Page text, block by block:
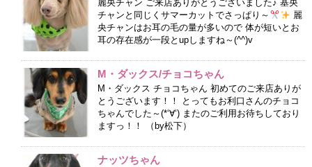
麗央チャン ご来店ありがとうございました♪ 基央
チャンと同じくサマーカットでさっぱり～
麗
央チャンはお耳の毛の量が多いので 体が短いとお
耳の存在感が一段とupしますね～(^^)v
M・ダックス/チョコちゃん
M・ダックス チョコちゃん 初めてのご来店ありが
とうございます！！ とってもお利口さんのチョコ
ちゃんでした～(*‘∀‘) またのご利用お待ちしており
ますっ！！ （by松下）
ナッツちゃん